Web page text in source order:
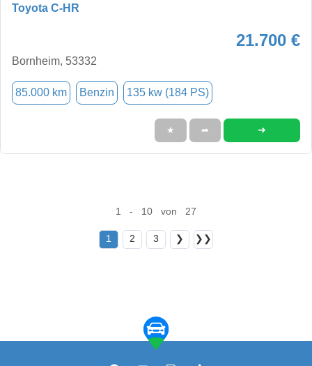
Toyota C-HR
21.700 €
Bornheim, 53332
85.000 km Benzin 135 kw (184 PS)
★ ➦ ➜
1 - 10 von 27
1 2 3 ❯ ❯❯